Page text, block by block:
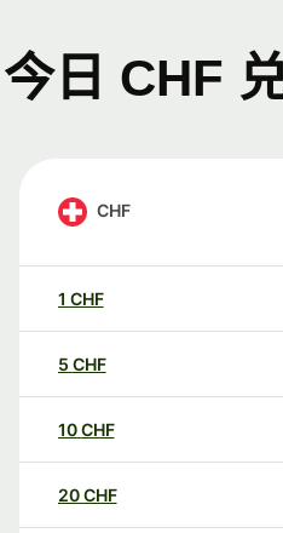
今日 CHF
CHF
1 CHF
5 CHF
10CHF
20CHF